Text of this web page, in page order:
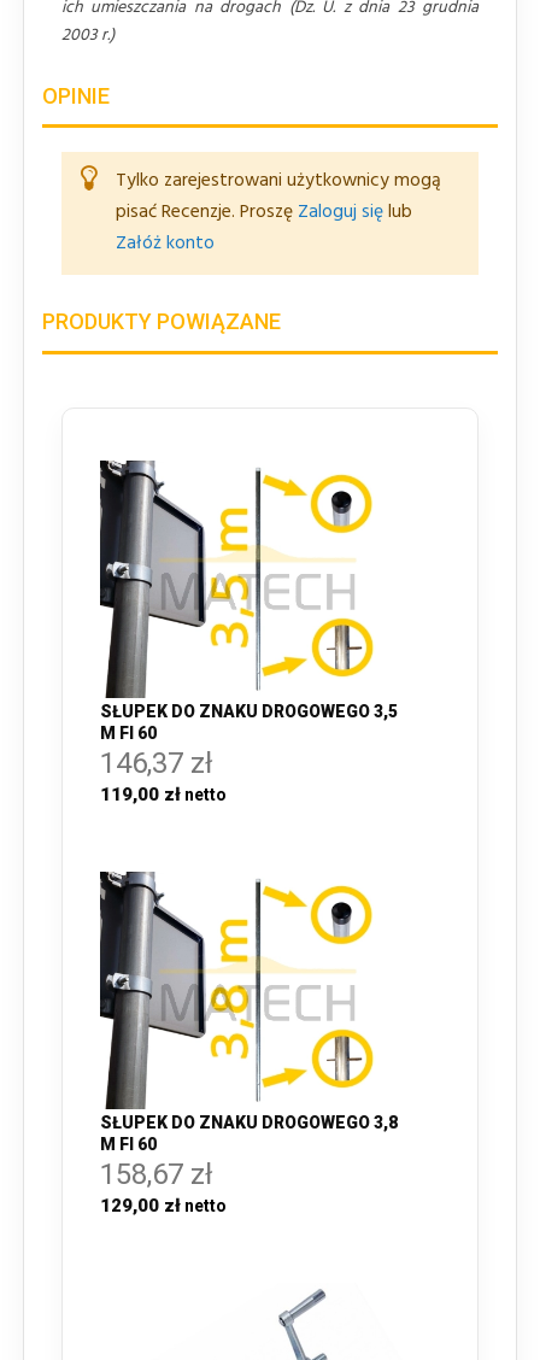
ich umieszczania na drogach (Dz. U. z dnia 23 grudnia
2003 r.)
OPINIE
Tylko zarejestrowani użytkownicy mogą
pisać Recenzje. Proszę Zaloguj sięlub
Załóż konto
PRODUKTY POWIĄZANE
SŁUPEK DO ZNAKU DROGOWEGO 3,5
M FI 60
146,37 zł
119,00 zł
SŁUPEK DO ZNAKU DROGOWEGO 3,8
M FI 60
158,67 zł
129,00 zł